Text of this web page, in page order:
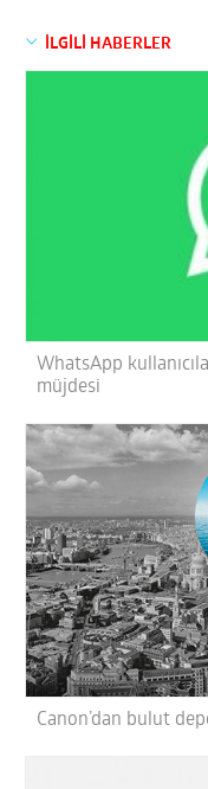
İLGİLİ HABERLER
WhatsApp
müjdesi
Canon’dan bulut